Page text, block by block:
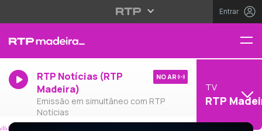
Entrar
RTP Notícias (RTP
Madeira)
Emissão em simultâneo com RTP
Notícias
NO AR
TV
RTP